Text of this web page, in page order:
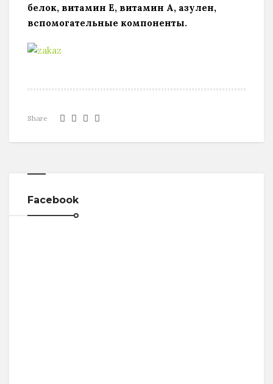
белок, витамин Е, витамин А, азулен,
вспомогательные компоненты.
Share
Facebook